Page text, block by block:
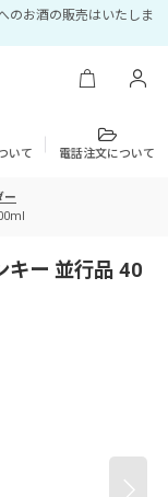
のお酒の販売はいたしま
いて 電話注文について
ー
キー 並行品 40